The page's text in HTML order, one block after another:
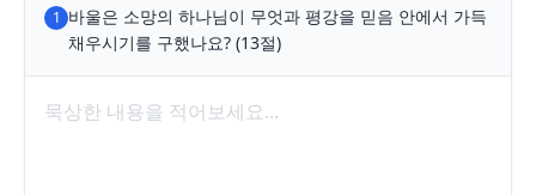
1 바울은 소망의 하나님이 무엇과 평강을 믿음 안에서 가득
채우시기를 구했나요? (13절)